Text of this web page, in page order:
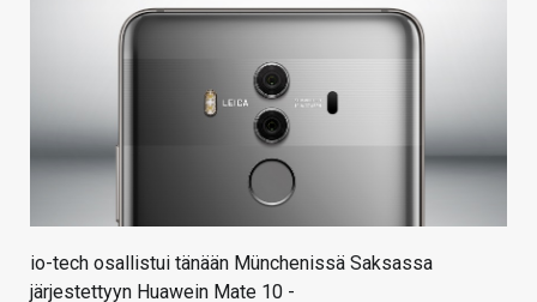
io-tech osallistui tänään Münchenissä Saksassa
järjestettyyn Huawein Mate 10 -